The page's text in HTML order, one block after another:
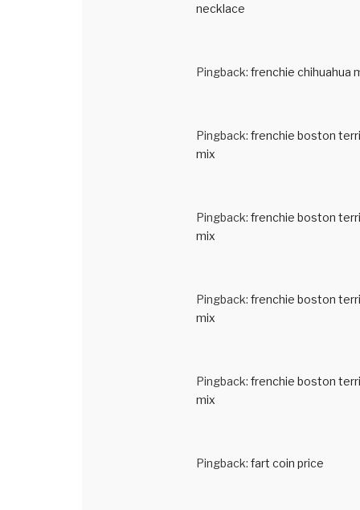
necklace
Pingback: frenchie chihuahua
Pingback: frenchie boston
mix
Pingback: frenchie boston
mix
Pingback: frenchie boston
mix
Pingback: frenchie boston
mix
Pingback: fart coin price